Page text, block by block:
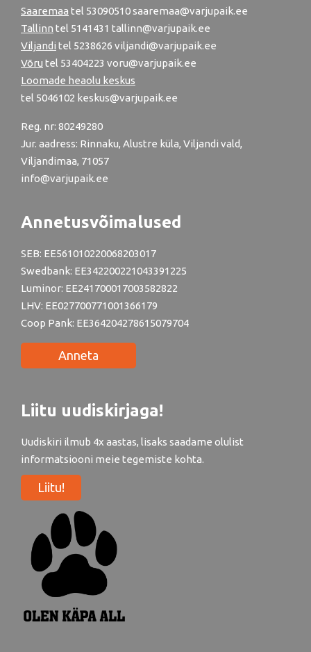
Saaremaa tel 53090510 saaremaa@varjupaik.ee
Tallinn tel 5141431 tallinn@varjupaik.ee
Viljandi tel 5238626 viljandi@varjupaik.ee
Võru tel 53404223 voru@varjupaik.ee
Loomade heaolu keskus
tel 5046102 keskus@varjupaik.ee
Reg. nr: 80249280
Jur. aadress: Rinnaku, Alustre küla, Viljandi vald,
Viljandimaa, 71057
info@varjupaik.ee
Annetusvõimalused
SEB: EE561010220068203017
Swedbank: EE342200221043391225
Luminor: EE241700017003582822
LHV: EE027700771001366179
Coop Pank: EE364204278615079704
Anneta
Liitu uudiskirjaga!
Uudiskiri ilmub 4x aastas, lisaks saadame olulist
informatsiooni meie tegemiste kohta.
Liitu!